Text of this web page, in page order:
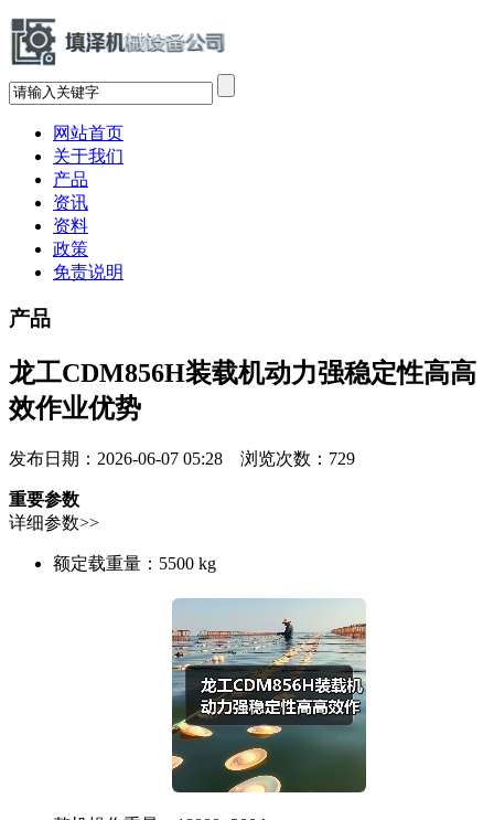
网站首页
关于我们
产品
资讯
资料
政策
免责说明
产品
龙工CDM856H装载机动力强稳定性高高
效作业优势
发布日期：2026-06-07 05:28 浏览次数： 729
重要参数
详细参数>>
额定载重量： 5500 kg